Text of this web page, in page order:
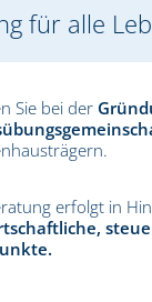
für alle
Sie bei der
erfolgt in